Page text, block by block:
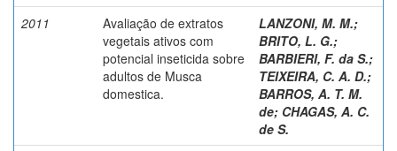
2011
Avaliação de extratos
vegetais ativos com
potencial inseticida sobre
adultos de Musca
domestica.
LANZONI, M. M.;
BRITO, L. G.;
BARBIERI, F. da S.;
TEIXEIRA, C. A. D.;
BARROS, A. T. M.
de; CHAGAS, A. C.
de S.